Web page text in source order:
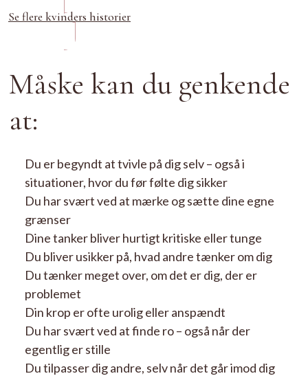
Se flere kvinders historier
Måske kan du genkende
at:
Du er begyndt at tvivle på dig selv – også i
situationer, hvor du før følte dig sikker
Du har svært ved at mærke og sætte dine egne
grænser
Dine tanker bliver hurtigt kritiske eller tunge
Du bliver usikker på, hvad andre tænker om dig
Du tænker meget over, om det er dig, der er
problemet
Din krop er ofte urolig eller anspændt
Du har svært ved at finde ro – også når der
egentlig er stille
Du tilpasser dig andre, selv når det går imod dig